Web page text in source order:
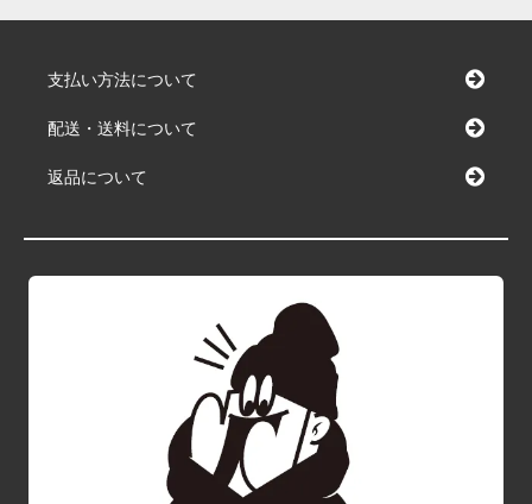
支払い方法について
配送・送料について
返品について